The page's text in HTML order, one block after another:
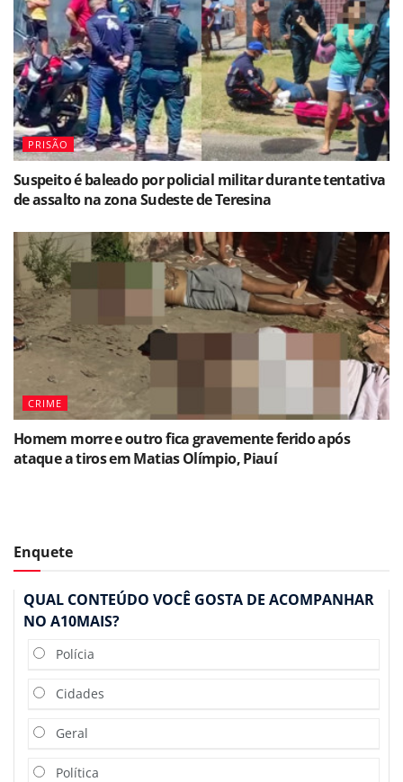
PRISÃO
Suspeito é baleado por policial militar durante tentativa
de assalto na zona Sudeste de Teresina
CRIME
Homem morre e outro fica gravemente ferido após
ataque a tiros em Matias Olímpio, Piauí
Enquete
QUAL CONTEÚDO VOCÊ GOSTA DE ACOMPANHAR
NO A10MAIS?
Polícia
Cidades
Geral
Política